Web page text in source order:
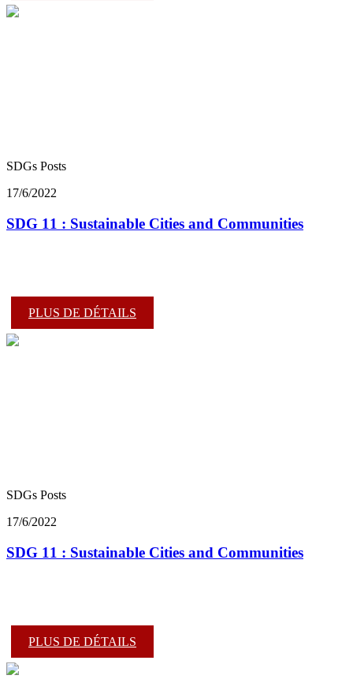
SDGs Posts
17/6/2022
SDG 11 : Sustainable Cities and Communities
PLUS DE DÉTAILS
SDGs Posts
17/6/2022
SDG 11 : Sustainable Cities and Communities
PLUS DE DÉTAILS